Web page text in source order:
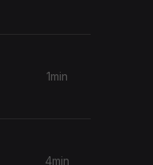
1min
4min